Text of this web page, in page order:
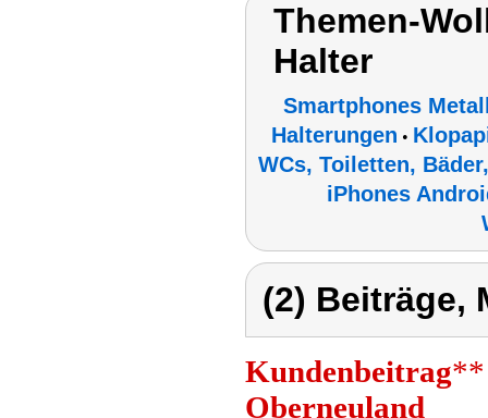
Themen-
Halter
Smartphones
Halterungen •
WCs, Toiletten,
iPhones
(2) Beiträge,
Kundenbeitrag**
Oberneuland